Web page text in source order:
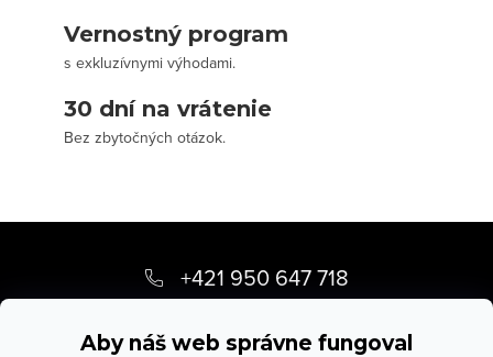
Aby náš web správne fungoval
Vernostný program
s exkluzívnymi výhodami.
30 dní na vrátenie
Bez zbytočných otázok.
p
+421 950 647 718